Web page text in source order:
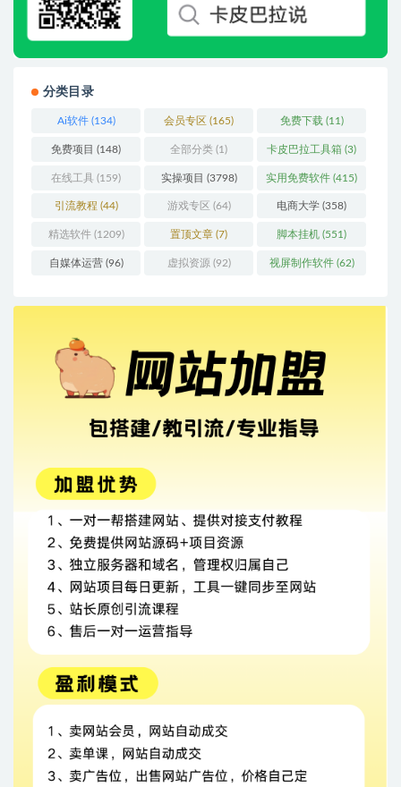
分类目录
Ai软件(134) 会员专区 (165) 免费下载 (11)
免费项目 (148) 全部分类 (1) 卡皮巴拉工具箱 (3)
在线工具 (159) 实操项目 (3798) 实用免费软件 (415)
引流教程 (44) 游戏专区 (64) 电商大学 (358)
精选软件(1209) 置顶文章 (7) 脚本挂机 (551)
自媒体运营(96) 虚拟资源 (92) 视屏制作软件(62)